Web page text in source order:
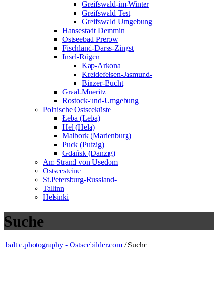
Greifswald-im-Winter
Greifswald Test
Greifswald Umgebung
Hansestadt Demmin
Ostseebad Prerow
Fischland-Darss-Zingst
Insel-Rügen
Kap-Arkona
Kreidefelsen-Jasmund-
Binzer-Bucht
Graal-Mueritz
Rostock-und-Umgebung
Polnische Ostseeküste
Łeba (Leba)
Hel (Hela)
Malbork (Marienburg)
Puck (Putzig)
Gdańsk (Danzig)
Am Strand von Usedom
Ostseesteine
St.Petersburg-Russland-
Tallinn
Helsinki
Suche
baltic.photography - Ostseebilder.com / Suche